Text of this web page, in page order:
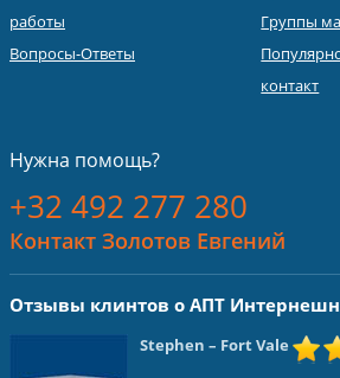
работы
Вопросы-Ответы
Группы
контакт
Нужна помощь?
+32 492 277 280
Контакт Золотов Евгений
Отзывы клинтов о АПТ
Stephen – Fort Vale